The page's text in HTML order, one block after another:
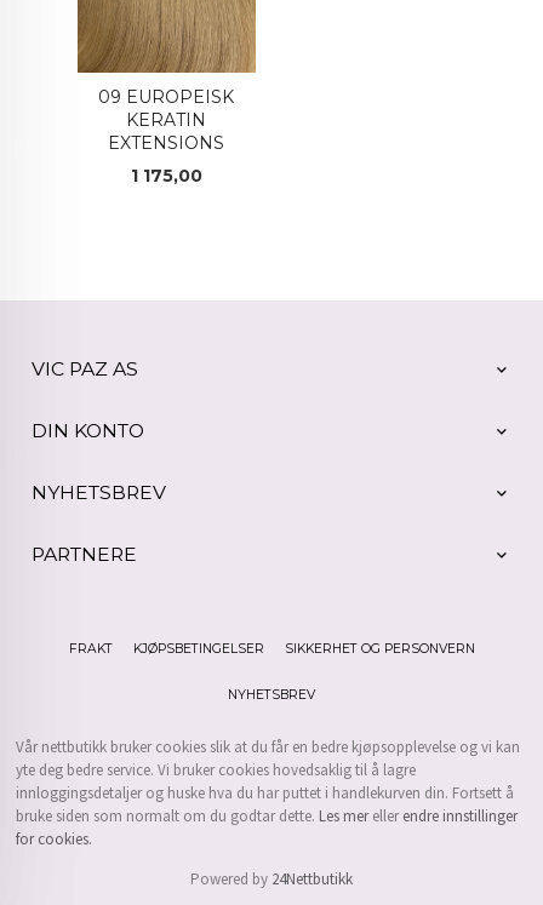
09 EUROPEISK
KERATIN
EXTENSIONS
Pris
1 175,00
VIC PAZ AS
DIN KONTO
NYHETSBREV
PARTNERE
FRAKT KJØPSBETINGELSER SIKKERHET OG PERSONVERN
NYHETSBREV
Vår nettbutikk bruker cookies slik at du får en bedre kjøpsopplevelse og vi kan
yte deg bedre service. Vi bruker cookies hovedsaklig til å lagre
innloggingsdetaljer og huske hva du har puttet i handlekurven din. Fortsett å
bruke siden som normalt om du godtar dette. Les merellerendre innstillinger
for cookies.
Powered by 24Nettbutikk